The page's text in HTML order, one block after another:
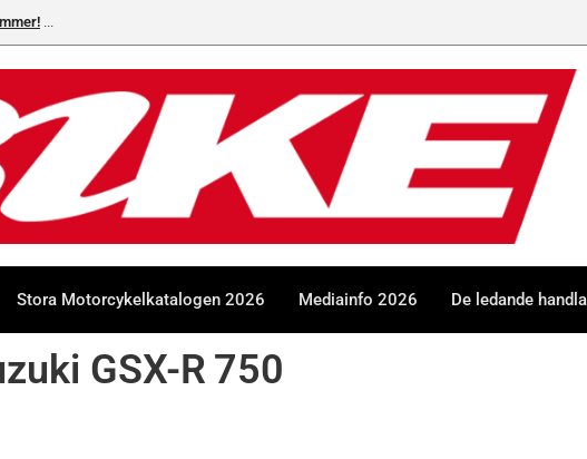
Stora Motorcykelkatalogen 2026 Mediainfo 2026 De ledande
GSX-R 750